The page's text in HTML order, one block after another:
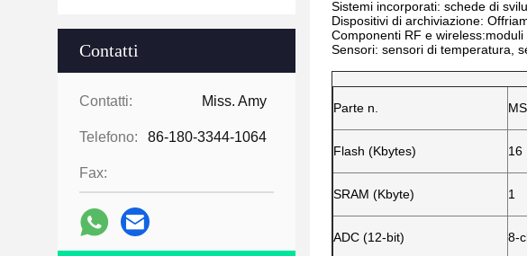
Contatti
Contatti: Miss. Amy
Telefono: 86-180-3344-1064
Fax:
Sistemi incorporati: schede di
Dispositivi di archiviazione:
Componenti RF e
Sensori: sensori di temperatura,
Parte n.
Flash (Kbytes) 16
SRAM (Kbyte) 1
ADC (12-bit) 8-